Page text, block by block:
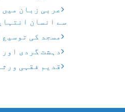
عربی زبان
سے انسان
مسجد کی
دہشت گردی
قدیم فقہی